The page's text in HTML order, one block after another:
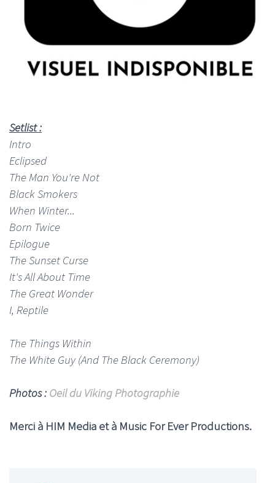
Setlist :
Intro
Eclipsed
The Man You're Not
Black Smokers
When Winter...
Born Twice
Epilogue
The Sunset Curse
It's All About Time
The Great Wonder
I, Reptile
The Things Within
The White Guy (And The Black Ceremony)
Photos : Oeil du Viking Photographie
Merci à HIM Media et à Music For Ever Productions.